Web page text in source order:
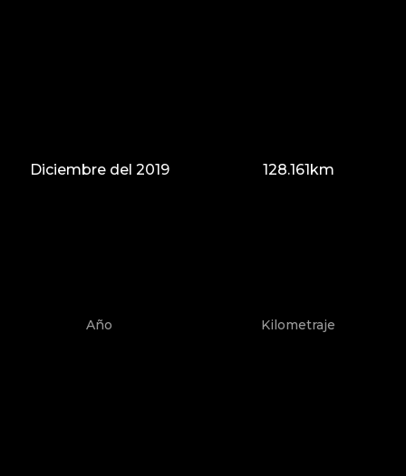
Diciembre del 2019
Año
128.161km
Kilometraje